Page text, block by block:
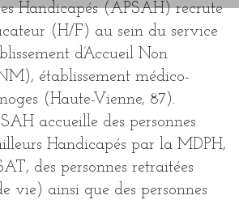
Handicapés (APSAH) recrute
(H/F) au sein du service
d’Accueil Non
établissement médico-
(Haute-Vienne, 87).
accueille des personnes
Handicapés par la MDPH,
des personnes retraitées
vie) ainsi que des personnes